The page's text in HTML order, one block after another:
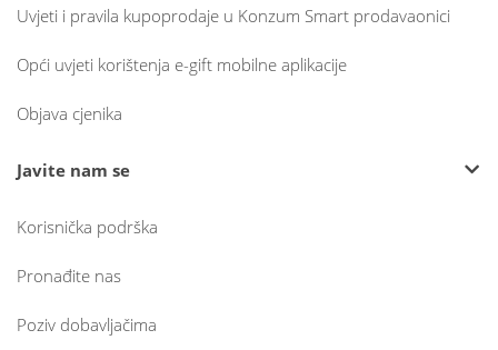
Uvjeti i pravila kupoprodaje u Konzum Smart prodavaonici
Opći uvjeti korištenja e-gift mobilne aplikacije
Objava cjenika
Javite nam se
Korisnička podrška
Pronađite nas
Poziv dobavljačima